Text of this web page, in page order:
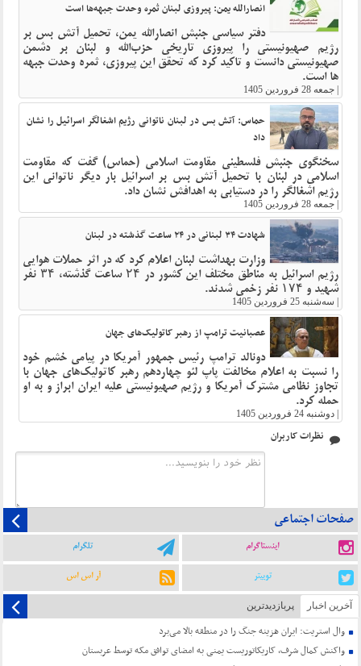
انصارالله یمن: پیروزی لبنان ثمره وحدت جبهه‌ها است
دفتر سیاسی جنبش انصارالله یمن، تحمیل آتش بس بر
رژیم صهیونیستی را پیروزی تاریخی حزب‌الله و لبنان بر دشمن
صهیونیستی دانست و تاکید کرد که تحقق این پیروزی، ثمره وحدت جبهه
ها است.
جمعه 28 فروردین 1405
حماس: آتش بس در لبنان ناتوانی رژیم اشغالگر اسرائیل را نشان
داد
سخنگوی جنبش فلسطینی مقاومت اسلامی (حماس) گفت که مقاومت
اسلامی در لبنان با تحمیل آتش بس بر اسرائیل بار دیگر ناتوانی این
رژیم اشغالگر را در دستیابی به اهدافش نشان داد.
جمعه 28 فروردین 1405
شهادت ۳۴ لبنانی در ۲۴ ساعت گذشته در لبنان
وزارت بهداشت لبنان اعلام کرد که در اثر حملات هوایی
رژیم اسرائیل به مناطق مختلف این کشور در ۲۴ ساعت گذشته، ۳۴ نفر
شهید و ۱۷۴ نفر زخمی شدند.
سه‌شنبه 25 فروردین 1405
عصبانیت ترامپ از رهبر کاتولیک‌های جهان
دونالد ترامپ رئیس جمهور آمریکا در پیامی خشم خود
را نسبت به اعلام مخالفت پاپ لئو چهاردهم رهبر کاتولیک‌های جهان با
تجاوز نظامی مشترک آمریکا و رژیم صهیونیستی علیه ایران ابراز و به او
حمله کرد.
دوشنبه 24 فروردین 1405
نظرات کاربران
صفحات اجتماعی
اینستاگرام تلگرام
توییتر آر اس اس
آخرین اخبار پربازدیدترین
وال استریت: ایران هزینه جنگ را در منطقه بالا می‌برد
واکنش کمال شرف، کاریکاتوریست یمنی به امضای توافق مکه توسط عربستان